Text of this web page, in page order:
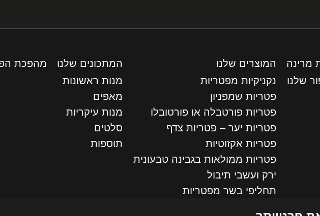
מרינה
שלנו
המוצרים שלנו
נקניקיות מפטריות
פטריות שמפניון
פטריות פורטבלה או פורטובלו
פטריות יער – פטריות צדף
פטריות אקזוטיות
פטריות ממולאות בגבינה טבעונית
ירק ועשבי תיבול
תחליפי בשר מפטריות
המתכונים שלנו
מנות ראשונות
מאפים
מנות עיקריות
סלטים
תוספות
מהפכת